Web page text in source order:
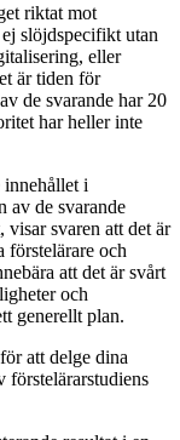
riktat mot
slöjdspecifikt utan
eller
är tiden för
de svarande har 20
har heller inte
innehållet i
av de svarande
visar svaren att det är
förstelärare och
att det är svårt
och
generellt plan.
att delge dina
förstelärarstudiens